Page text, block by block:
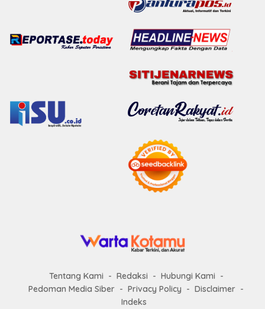
Tentang Kami Redaksi
Hubungi Kami
Pedoman Media Siber
Privacy Policy
Disclaimer
Indeks